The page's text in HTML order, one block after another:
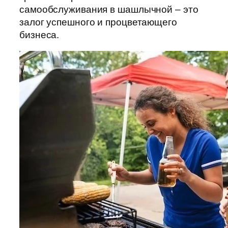
самообслуживания в шашлычной – это
залог успешного и процветающего
бизнеса.